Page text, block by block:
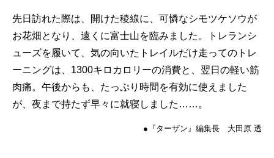
先日訪れた際は、開けた稜線に、可憐なシモツケソウが
お花畑となり、遠くに富士山を臨みました。トレランシ
ューズを履いて、気の向いたトレイルだけ走ってのトレ
ーニングは、1300キロカロリーの消費と、翌日の軽い筋
肉痛。午後からも、たっぷり時間を有効に使えました
が、夜まで持たず早々に就寝しました……。
●『ターザン』編集長 大田原 透